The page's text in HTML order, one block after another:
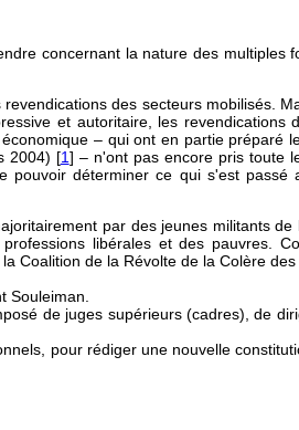
concernant la nature des multiples
des secteurs mobilisés.
et autoritaire, les revendications
– qui ont en partie préparé
2004) [1] – n'ont pas encore pris toute
déterminer ce qui s'est passé
par des jeunes militants
libérales et des pauvres.
Coalition de la Révolte de la Colère
Souleiman.
de juges supérieurs (cadres), de
pour rédiger une nouvelle